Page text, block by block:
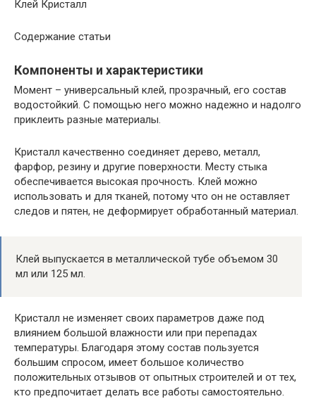
Клей Кристалл
Содержание статьи
Компоненты и характеристики
Момент – универсальный клей, прозрачный, его состав
водостойкий. С помощью него можно надежно и надолго
приклеить разные материалы.
Кристалл качественно соединяет дерево, металл,
фарфор, резину и другие поверхности. Месту стыка
обеспечивается высокая прочность. Клей можно
использовать и для тканей, потому что он не оставляет
следов и пятен, не деформирует обработанный материал.
Клей выпускается в металлической тубе объемом 30
мл или 125 мл.
Кристалл не изменяет своих параметров даже под
влиянием большой влажности или при перепадах
температуры. Благодаря этому состав пользуется
большим спросом, имеет большое количество
положительных отзывов от опытных строителей и от тех,
кто предпочитает делать все работы самостоятельно.